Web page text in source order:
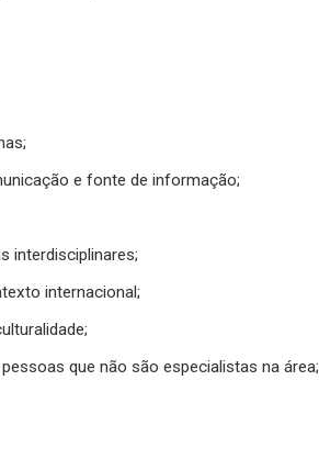
e fonte de informação;
interdisciplinares;
internacional;
que não são especialistas na área;